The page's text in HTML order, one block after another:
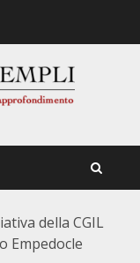
della CGIL
Empedocle